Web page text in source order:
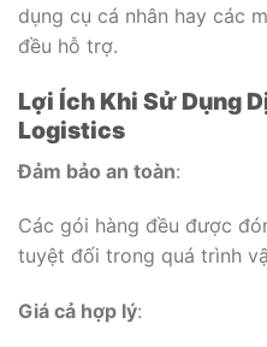
dụng cụ cá nhân hay các
đều hỗ trợ.
Lợi Ích Khi Sử Dụng
Logistics
Đảm bảo an toàn:
Các gói hàng đều được
tuyệt đối trong quá trình
Giá cả hợp lý: